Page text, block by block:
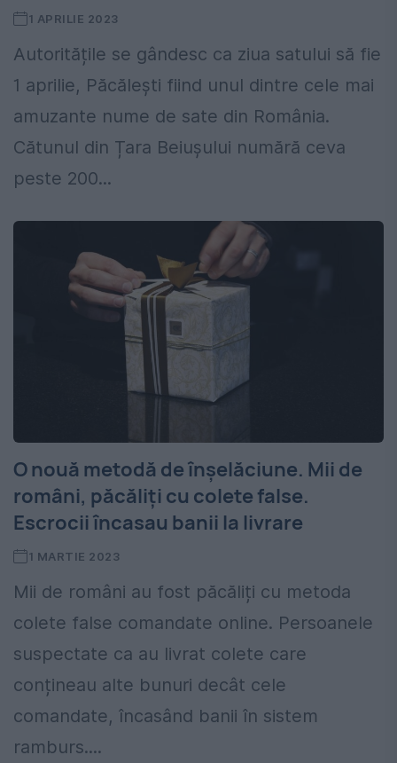
1 APRILIE 2023
Autoritățile se gândesc ca ziua satului să fie
1 aprilie, Păcălești fiind unul dintre cele mai
amuzante nume de sate din România.
Cătunul din Țara Beiușului numără ceva
peste 200...
O nouă metodă de înșelăciune. Mii de
români, păcăliți cu colete false.
Escrocii încasau banii la livrare
1 MARTIE 2023
Mii de români au fost păcăliți cu metoda
colete false comandate online. Persoanele
suspectate ca au livrat colete care
conțineau alte bunuri decât cele
comandate, încasând banii în sistem
ramburs....